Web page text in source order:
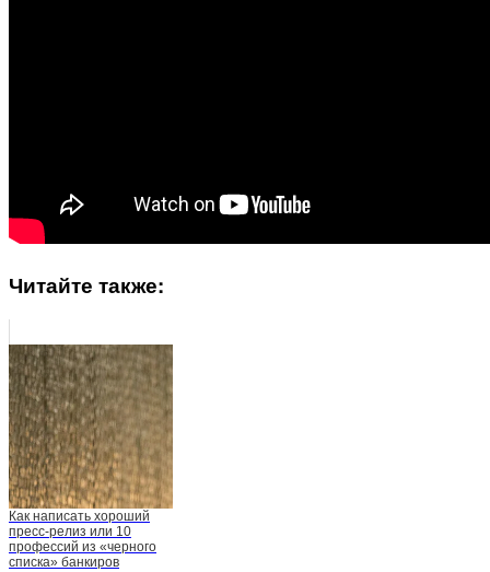
Читайте также:
Как написать хороший
пресс-релиз или 10
профессий из «черного
списка» банкиров